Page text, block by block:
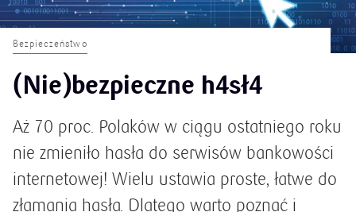
Bezpieczeństwo
(Nie)bezpieczne h4sł4
Aż 70 proc. Polaków w ciągu ostatniego roku
nie zmieniło hasła do serwisów bankowości
internetowej! Wielu ustawia proste, łatwe do
złamania hasła. Dlatego warto poznać i